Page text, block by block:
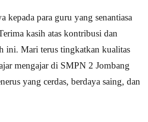
kepada para guru yang senantiasa
kasih atas kontribusi dan
ini. Mari terus tingkatkan kualitas
mengajar di SMPN 2 Jombang
yang cerdas, berdaya saing, dan